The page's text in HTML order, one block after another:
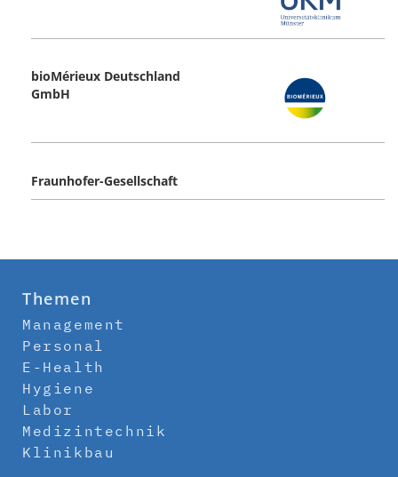
bioMérieux Deutschland
GmbH
Fraunhofer-Gesellschaft
Themen
Management
Personal
E-Health
Hygiene
Labor
Medizintechnik
Klinikbau